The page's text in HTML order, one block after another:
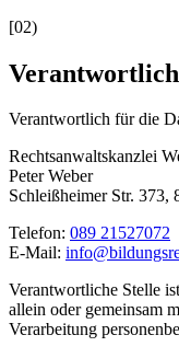
[02)
Verantwortlich für die
Rechtsanwaltskanzlei
Peter Weber
Schleißheimer Str. 373,
Telefon: 089 21527072
E-Mail:
Verantwortliche Stelle
allein oder gemeinsam
Verarbeitung